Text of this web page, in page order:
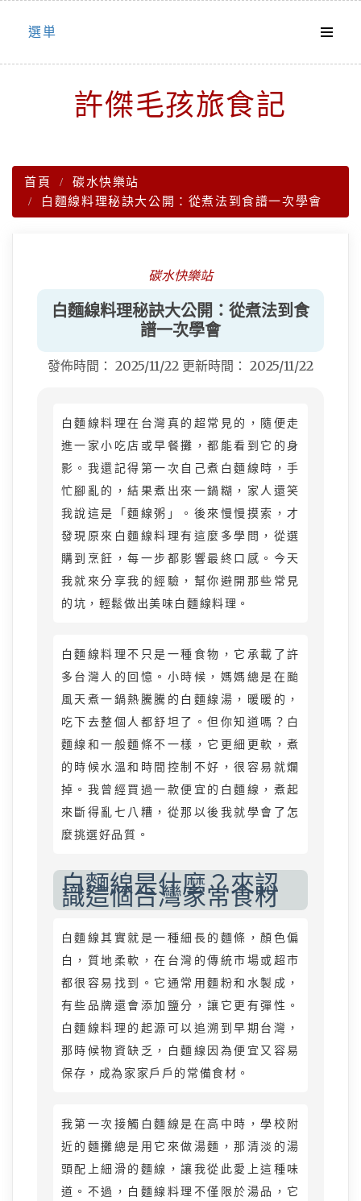
Skip
選単
許傑毛孩旅食記
首頁
碳水快樂站
白麵線料理秘訣大公開：從煮法到食譜一次學會
碳水快樂站
白麵線料理秘訣大公開：從煮法到食
譜一次學會
發佈時間： 2025/11/22 更新時間： 2025/11/22
白麵線料理在台灣真的超常見的，隨便走
進一家小吃店或早餐攤，都能看到它的身
影。我還記得第一次自己煮白麵線時，手
忙腳亂的，結果煮出來一鍋糊，家人還笑
我說這是「麵線粥」。後來慢慢摸索，才
發現原來白麵線料理有這麼多學問，從選
購到烹飪，每一步都影響最終口感。今天
我就來分享我的經驗，幫你避開那些常見
的坑，輕鬆做出美味白麵線料理。
白麵線料理不只是一種食物，它承載了許
多台灣人的回憶。小時候，媽媽總是在颱
風天煮一鍋熱騰騰的白麵線湯，暖暖的，
吃下去整個人都舒坦了。但你知道嗎？白
麵線和一般麵條不一樣，它更細更軟，煮
的時候水溫和時間控制不好，很容易就爛
掉。我曾經買過一款便宜的白麵線，煮起
來斷得亂七八糟，從那以後我就學會了怎
麼挑選好品質。
白麵線是什麼？來認
識這個台灣家常食材
白麵線其實就是一種細長的麵條，顏色偏
白，質地柔軟，在台灣的傳統市場或超市
都很容易找到。它通常用麵粉和水製成，
有些品牌還會添加鹽分，讓它更有彈性。
白麵線料理的起源可以追溯到早期台灣，
那時候物資缺乏，白麵線因為便宜又容易
保存，成為家家戶戶的常備食材。
我第一次接觸白麵線是在高中時，學校附
近的麵攤總是用它來做湯麵，那清淡的湯
頭配上細滑的麵線，讓我從此愛上這種味
道。不過，白麵線料理不僅限於湯品，它